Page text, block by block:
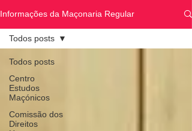
Informações da Maçonaria Regular
Todos posts
Centro
Estudos
Maçónicos
Comissão dos
Direitos
Todos posts